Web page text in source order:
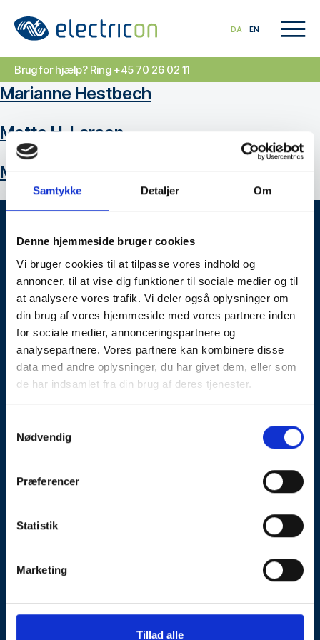
Samtykke Detaljer Om
Denne hjemmeside bruger cookies
Vi bruger cookies til at tilpasse vores indhold og
annoncer, til at vise dig funktioner til sociale medier og til
at analysere vores trafik. Vi deler også oplysninger om
din brug af vores hjemmeside med vores partnere inden
for sociale medier, annonceringspartnere og
analysepartnere. Vores partnere kan kombinere disse
data med andre oplysninger, du har givet dem, eller som
de har indsamlet fra din brug af deres tjenester.
Nødvendig
Præferencer
Statistik
Marketing
Tillad alle
DA EN
Brug for hjælp? Ring +45 70 26 02 11
Marianne Hestbech
Mette H. Larsen
Mette T. Pedersen
Brug for hjælp?
Kontakt os
+45 70 26 02 11
contact@electricon.dk
Ydelser
Lynbeskyttelse
Jordingsanlæg
Transientbeskyttelse
Potentialudligning
Rådgivning og Risikovurdering
Kvalitetskontrol og Dokumentation
Fagligt
Karriere
Salgs- og leveringsbetingelser
Privatlivspolitik og cookies